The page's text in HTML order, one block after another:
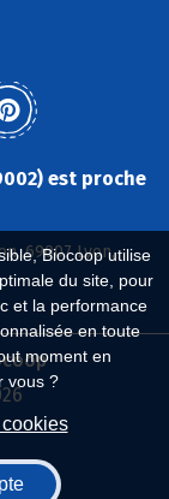
Biocoop utilise
du site, pour
et la performance
en toute
moment en
vous ?
est proche
69007 Lyon,